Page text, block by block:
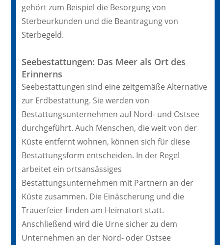
gehört zum Beispiel die Besorgung von
Sterbeurkunden und die Beantragung von
Sterbegeld.
Seebestattungen: Das Meer als Ort des
Erinnerns
Seebestattungen sind eine zeitgemäße Alternative
zur Erdbestattung. Sie werden von
Bestattungsunternehmen auf Nord- und Ostsee
durchgeführt. Auch Menschen, die weit von der
Küste entfernt wohnen, können sich für diese
Bestattungsform entscheiden. In der Regel
arbeitet ein ortsansässiges
Bestattungsunternehmen mit Partnern an der
Küste zusammen. Die Einäscherung und die
Trauerfeier finden am Heimatort statt.
Anschließend wird die Urne sicher zu dem
Unternehmen an der Nord- oder Ostsee